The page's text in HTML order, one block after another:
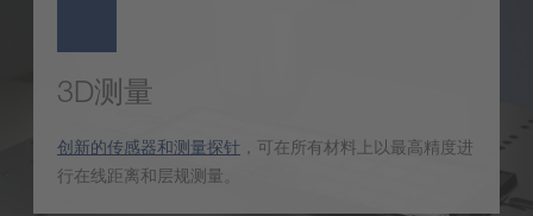
3D测量
创新的传感器和测量探针 ，可在所有材料上以最高精度进
行在线距离和层规测量。